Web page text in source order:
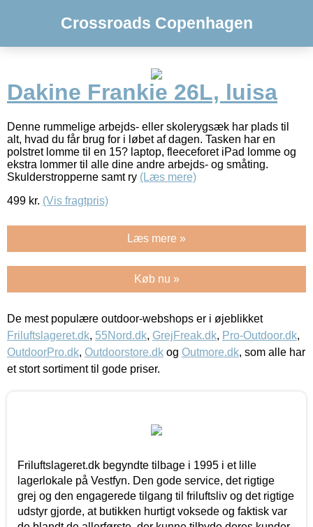
Crossroads Copenhagen
Dakine Frankie 26L, luisa
Denne rummelige arbejds- eller skolerygsæk har plads til
alt, hvad du får brug for i løbet af dagen. Tasken har en
polstret lomme til en 15? laptop, fleeceforet iPad lomme og
ekstra lommer til alle dine andre arbejds- og småting.
Skulderstropperne samt ry (Læs mere)
499 kr. (Vis fragtpris)
Læs mere »
Køb nu »
De mest populære outdoor-webshops er i øjeblikket
Friluftslageret.dk, 55Nord.dk, GrejFreak.dk, Pro-Outdoor.dk,
OutdoorPro.dk, Outdoorstore.dk og Outmore.dk, som alle har
et stort sortiment til gode priser.
Friluftslageret.dk begyndte tilbage i 1995 i et lille
lagerlokale på Vestfyn. Den gode service, det rigtige
grej og den engagerede tilgang til friluftsliv og det rigtige
udstyr gjorde, at butikken hurtigt voksede og faktisk var